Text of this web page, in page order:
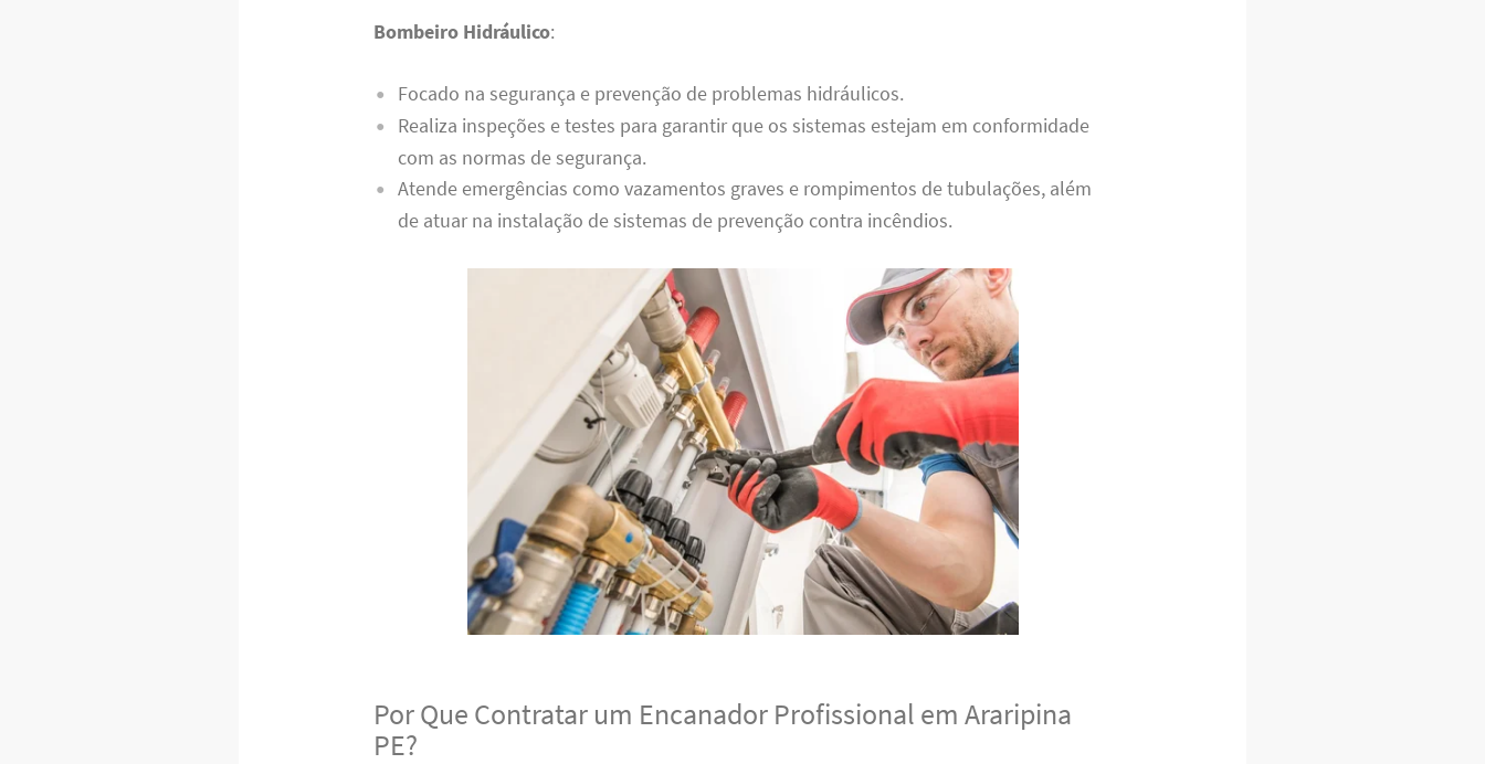
Bombeiro Hidráulico:
Focado na segurança e prevenção de problemas hidráulicos.
Realiza inspeções e testes para garantir que os sistemas estejam em conformidade
com as normas de segurança.
Atende emergências como vazamentos graves e rompimentos de tubulações, além
de atuar na instalação de sistemas de prevenção contra incêndios.
Por Que Contratar um Encanador Profissional em Araripina
PE?